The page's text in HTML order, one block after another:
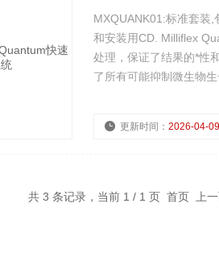
MXQUANK01:标准套装
和安装用CD. Milliflex
处理，保证了结果的*性
了所有可能抑制微生物
更新时间： 2026-04-09
共 3 条记录，当前 1 / 1 页 首页 上